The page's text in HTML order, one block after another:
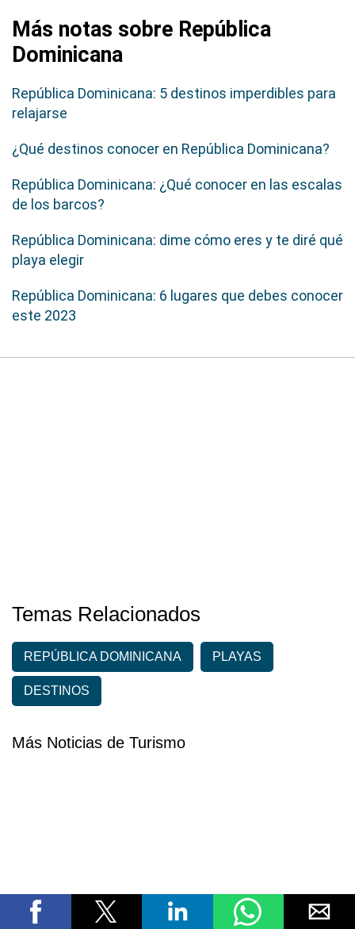
Más notas sobre República
Dominicana
República Dominicana: 5 destinos imperdibles para
relajarse
¿Qué destinos conocer en República Dominicana?
República Dominicana: ¿Qué conocer en las escalas
de los barcos?
República Dominicana: dime cómo eres y te diré qué
playa elegir
República Dominicana: 6 lugares que debes conocer
este 2023
Temas Relacionados
REPÚBLICA DOMINICANA PLAYAS
DESTINOS
Más Noticias de Turismo